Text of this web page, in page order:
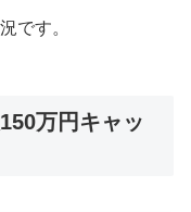
です。
万円キャッ